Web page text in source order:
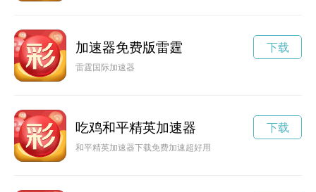
加速器免费版雷霆
雷霆国际加速器
下载
吃鸡和平精英加速器
和平精英加速器下载免费加速超好用
下载